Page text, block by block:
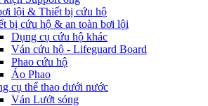
lội & Thiết bị cứu hộ
bị cứu hộ & an toàn bơi lội
Dụng cụ cứu hộ khác
Ván cứu hộ - Lifeguard Board
Phao cứu hộ
Áo Phao
cụ thể thao dưới nước
Ván Lướt sóng